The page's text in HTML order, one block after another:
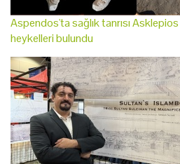
Aspendos'ta sağlık tanrısı
heykelleri bulundu